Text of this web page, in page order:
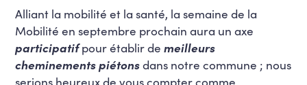
Alliant la mobilité et la santé, la semaine de la
Mobilité en septembre prochain aura un axe
participatifpour établir demeilleurs
cheminements piétonsdans notre commune ; nous
serions heureux de vous compter comme